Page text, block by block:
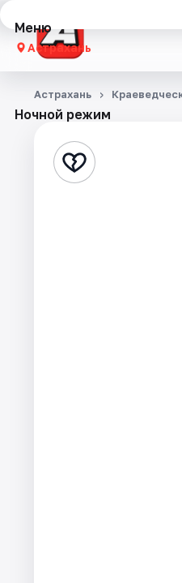
Меню
Астрахань
Концерты
Стендап
Ночной режим
Астрахань